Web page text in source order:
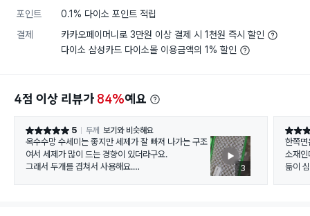
포인트
0.1% 다이소 포인트 적립
결제
카카오페이머니로 3만원 이상 결제 시 1천원 즉시 할인
다이소 삼성카드 다이소몰 이용금액의 1% 할인
4점 이상 리뷰가 84%예요
별점 5점 5 두께 보기와 비슷해요
옥수수망 수세미는 좋지만 세제가 잘 빠져 나가는 구조
여서 세제가 많이 드는 경향이 있더라구요.
그래서 두개를 겹쳐서 사용해요.
3
별점 4
한쪽면
소재인데 대나
듦이 심하네요.. 두께가